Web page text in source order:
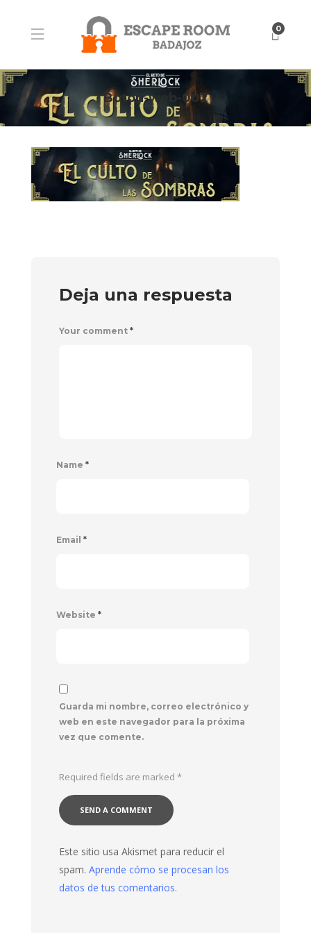
0
Boton-web-002
Deja una respuesta
Your comment *
Name *
Email *
Website *
Guarda mi nombre, correo electrónico y
web en este navegador para la próxima
vez que comente.
Required fields are marked *
Este sitio usa Akismet para reducir el
spam. Aprende cómo se procesan los
datos de tus comentarios.